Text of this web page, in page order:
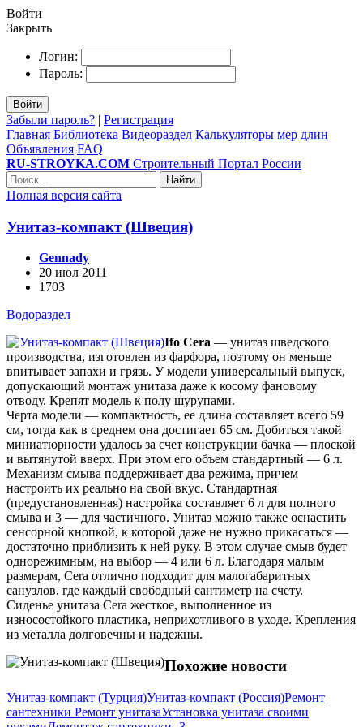
Войти
Закрыть
Логин:
Пароль:
Войти
Забыли пароль? | Регистрация
Главная Библиотека Видеораздел Калькуляторы мер длин
Объявления FAQ
RU-STROYKA.COM Строительный Портал России
Найти
Полная версия сайта
Унитаз-компакт (Швеция)
Gennady
20 июл 2011
1703
Водораздел
Ifo Cera — унитаз шведского
производства, изготовлен из фарфора, поэтому он меньше
впитывает запахи и грязь. У модели универсальный выпуск,
допускающий монтаж унитаза даже к косому фановому
отводу. Крепят модель к полу шурупами.
Черта модели — компактность, ее длина составляет всего 59
см, тогда как в среднем она достигает 65 см. Добиться такой
миниатюрности удалось за счет конструкции бачка — плоской
и вытянутой вверх. При этом его объем стандартный — 6 л.
Механизм смыва поддерживает два режима, причем
настроить их реально на свой вкус. Стандартная
(предустановленная) настройка составляет 6 л для полного
смыва и 3 — для частичного. Унитаз можно также оснастить
сенсорной кнопкой, к которой даже не нужно прикасаться —
достаточно приблизить к ней руку. В этом случае смыв будет
однорежимным, на выбор — 4 или 6 л. Благодаря малым
размерам, Cera отлично подходит для малогабаритных
санузлов, где каждый свободный сантиметр на счету.
Сиденье унитаза Cera жесткое, выполненное из
износостойкого пластика, неприхотливого в уходе. Крепления
из металла долговечны и надежны.
Похожие новости
Унитаз-компакт (Турция)Унитаз-компакт (Россия)Ремонт
сантехники Ремонт унитазаУстановка унитаза своими